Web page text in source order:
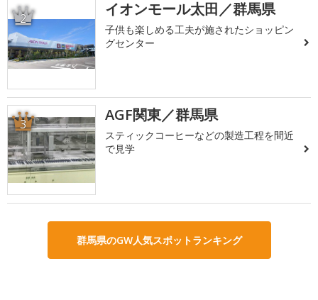
2 イオンモール太田／群馬県
子供も楽しめる工夫が施されたショッピン
グセンター
3 AGF関東／群馬県
スティックコーヒーなどの製造工程を間近
で見学
群馬県のGW人気スポットランキング